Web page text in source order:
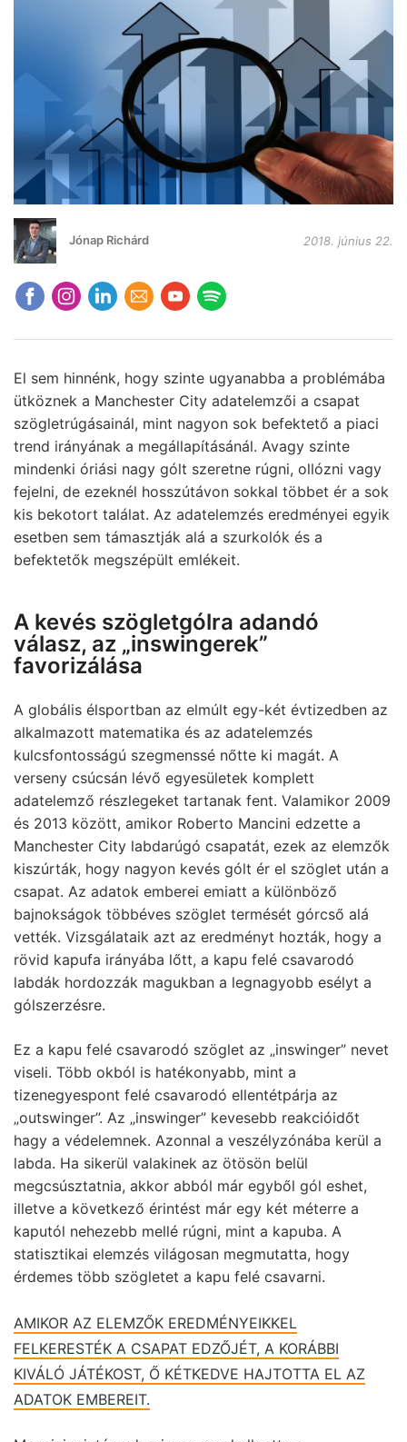
Jónap Richárd 2018. június 22.
El sem hinnénk, hogy szinte ugyanabba a problémába
ütköznek a Manchester City adatelemzői a csapat
szögletrúgásainál, mint nagyon sok befektető a piaci
trend irányának a megállapításánál. Avagy szinte
mindenki óriási nagy gólt szeretne rúgni, ollózni vagy
fejelni, de ezeknél hosszútávon sokkal többet ér a sok
kis bekotort találat. Az adatelemzés eredményei egyik
esetben sem támasztják alá a szurkolók és a
befektetők megszépült emlékeit.
A kevés szögletgólra adandó
válasz, az „inswingerek”
favorizálása
A globális élsportban az elmúlt egy-két évtizedben az
alkalmazott matematika és az adatelemzés
kulcsfontosságú szegmenssé nőtte ki magát. A
verseny csúcsán lévő egyesületek komplett
adatelemző részlegeket tartanak fent. Valamikor 2009
és 2013 között, amikor Roberto Mancini edzette a
Manchester City labdarúgó csapatát, ezek az elemzők
kiszúrták, hogy nagyon kevés gólt ér el szöglet után a
csapat. Az adatok emberei emiatt a különböző
bajnokságok többéves szöglet termését górcső alá
vették. Vizsgálataik azt az eredményt hozták, hogy a
rövid kapufa irányába lőtt, a kapu felé csavarodó
labdák hordozzák magukban a legnagyobb esélyt a
gólszerzésre.
Ez a kapu felé csavarodó szöglet az „inswinger” nevet
viseli. Több okból is hatékonyabb, mint a
tizenegyespont felé csavarodó ellentétpárja az
„outswinger”. Az „inswinger” kevesebb reakcióidőt
hagy a védelemnek. Azonnal a veszélyzónába kerül a
labda. Ha sikerül valakinek az ötösön belül
megcsúsztatnia, akkor abból már egyből gól eshet,
illetve a következő érintést már egy két méterre a
kaputól nehezebb mellé rúgni, mint a kapuba. A
statisztikai elemzés világosan megmutatta, hogy
érdemes több szögletet a kapu felé csavarni.
AMIKOR AZ ELEMZŐK EREDMÉNYEIKKEL
FELKERESTÉK A CSAPAT EDZŐJÉT, A KORÁBBI
KIVÁLÓ JÁTÉKOST, Ő KÉTKEDVE HAJTOTTA EL AZ
ADATOK EMBEREIT.